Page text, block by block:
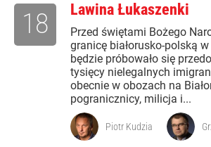
Lawina Łukaszenki
Przed świętami Bożego
granicę białorusko-polską
będzie próbowało się
tysięcy nielegalnych
obecnie w obozach na
pogranicznicy, milicja i...
18
Piotr Kudzia